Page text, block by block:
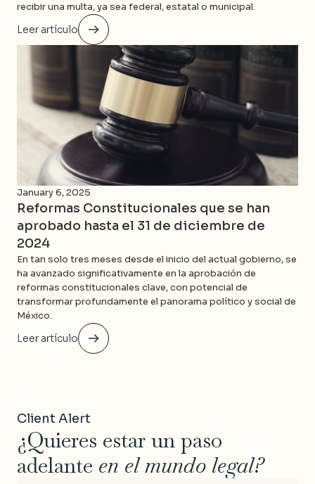
recibir una multa, ya sea federal, estatal o municipal.
Leer artículo
January 6, 2025
Reformas Constitucionales que se han
aprobado hasta el 31 de diciembre de
2024
En tan solo tres meses desde el inicio del actual gobierno, se
ha avanzado significativamente en la aprobación de
reformas constitucionales clave, con potencial de
transformar profundamente el panorama político y social de
México.
Leer artículo
Client Alert
¿Quieres estar un paso
adelante en el mundo legal?